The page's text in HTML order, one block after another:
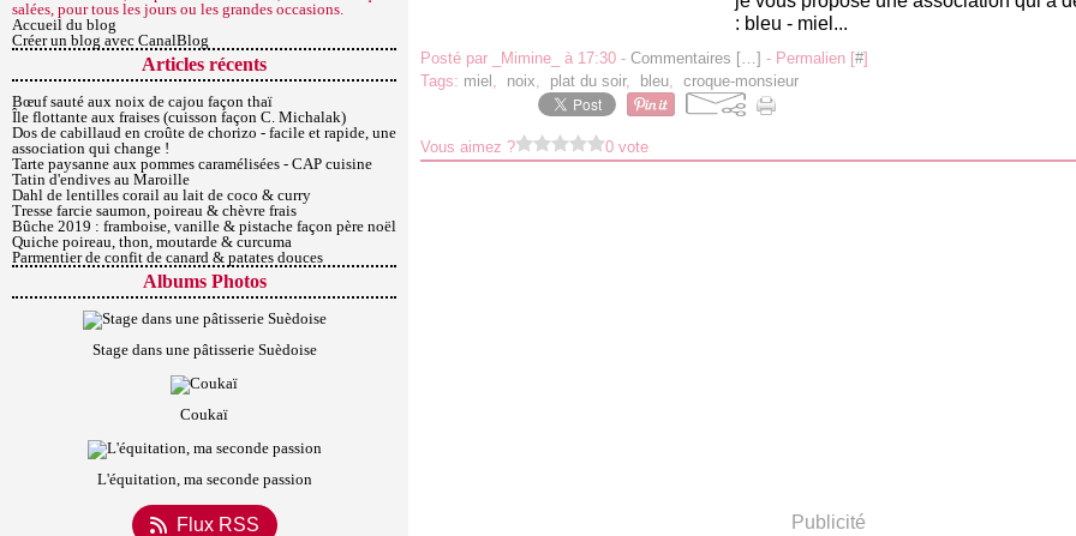
salées, pour tous les jours ou les grandes occasions.
Accueil du blog
Créer un blog avec CanalBlog
Articles récents
Bœuf sauté aux noix de cajou façon thaï
Île flottante aux fraises (cuisson façon C. Michalak)
Dos de cabillaud en croûte de chorizo - facile et rapide, une
association qui change !
Tarte paysanne aux pommes caramélisées - CAP cuisine
Tatin d'endives au Maroille
Dahl de lentilles corail au lait de coco & curry
Tresse farcie saumon, poireau & chèvre frais
Bûche 2019 : framboise, vanille & pistache façon père noël
Quiche poireau, thon, moutarde & curcuma
Parmentier de confit de canard & patates douces
Albums Photos
Stage dans une pâtisserie Suèdoise
Coukaï
L'équitation, ma seconde passion
Flux RSS
: bleu - miel...
Posté par _Mimine_ à 17:30 - Commentaires […] - Permalien [#]
Tags: miel , noix, plat du soir, bleu, croque-monsieur
Vous aimez ? 0 vote
Publicité